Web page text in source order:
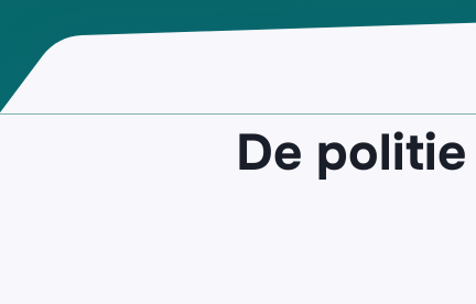
De